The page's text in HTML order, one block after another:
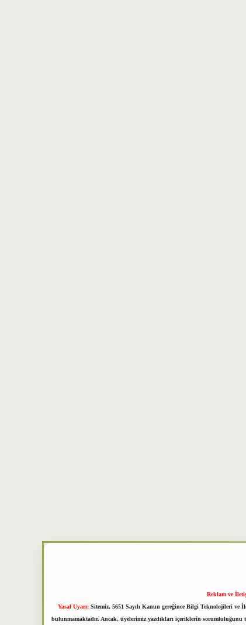
Reklam ve
Yasal Uyarı: Sitemiz, 5651 Sayılı Kanun gereğince Bilgi Teknolojileri
bulunmamaktadır. Ancak, üyelerimiz yazdıkları içeriklerin